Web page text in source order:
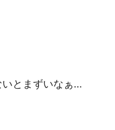
とまずいなぁ…